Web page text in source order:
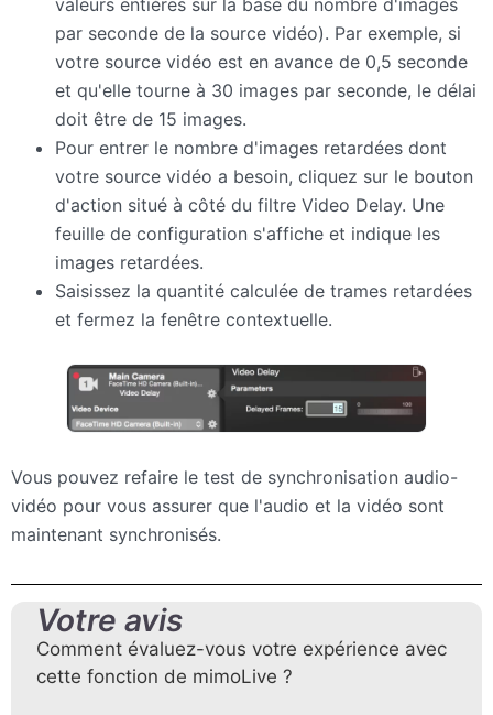
par seconde de la source vidéo). Par exemple, si
votre source vidéo est en avance de 0,5 seconde
et qu'elle tourne à 30 images par seconde, le délai
doit être de 15 images.
Pour entrer le nombre d'images retardées dont
votre source vidéo a besoin, cliquez sur le bouton
d'action situé à côté du filtre Video Delay. Une
feuille de configuration s'affiche et indique les
images retardées.
Saisissez la quantité calculée de trames retardées
et fermez la fenêtre contextuelle.
Vous pouvez refaire le test de synchronisation audio-
vidéo pour vous assurer que l'audio et la vidéo sont
maintenant synchronisés.
Votre avis
Comment évaluez-vous votre expérience avec
cette fonction de mimoLive ?